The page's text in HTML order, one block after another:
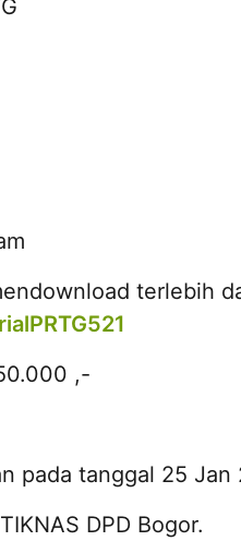
terlebih
,-
pada tanggal 25
DPD Bogor.